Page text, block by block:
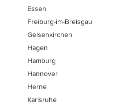
Essen
Freiburg-im-Breisgau
Gelsenkirchen
Hagen
Hamburg
Hannover
Herne
Karlsruhe